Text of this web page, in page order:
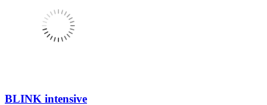
BLINK intensive